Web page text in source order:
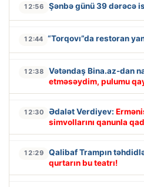
12:56 Şənbə günü 39 dərəcə
12:44 “Torqovı”da restoran
12:38 Vətəndaş Bina.az-dan
etməsəydim, pulumu
12:30 Ədalət Verdiyev:
simvollarını qanunla
12:29
Qalibaf Trampın
qurtarın bu teatrı!